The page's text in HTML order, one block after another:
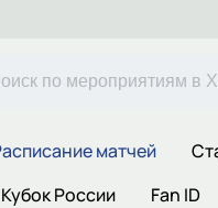
матчей
Кубок России Fan ID